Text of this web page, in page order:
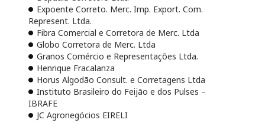
Expoente Correto. Merc. Imp. Export. Com.
Represent. Ltda.
Fibra Comercial e Corretora de Merc. Ltda
Globo Corretora de Merc. Ltda
Granos Comércio e Representações Ltda.
Henrique Fracalanza
Horus Algodão Consult. e Corretagens Ltda
Instituto Brasileiro do Feijão e dos Pulses –
IBRAFE
JC Agronegócios EIRELI